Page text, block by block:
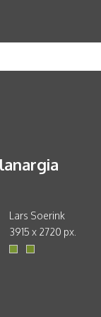
Lars Soerink
3915 x 2720 px.